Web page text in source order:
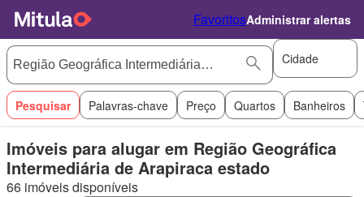
FavoritosAdministrar alertas
Cidade
Pesquisar Palavras-chave Preço Quartos Banheiros
Imóveis para alugar em Região Geográfica
Intermediária de Arapiraca estado
66 imóveis disponíveis